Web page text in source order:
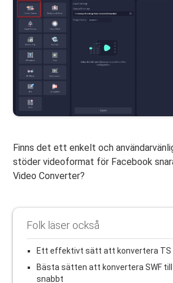
Finns det ett enkelt och
stöder videoformat för Facebook
Video Converter?
Folk läser också
Ett effektivt sätt att konvertera TS
Bästa sätten att konvertera SWF
snabbt